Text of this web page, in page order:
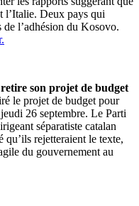
l’Italie. Deux pays qui
de l’adhésion du Kosovo.
son projet de budget
le projet de budget pour
26 septembre. Le Parti
séparatiste catalan
rejetteraient le texte,
du gouvernement au